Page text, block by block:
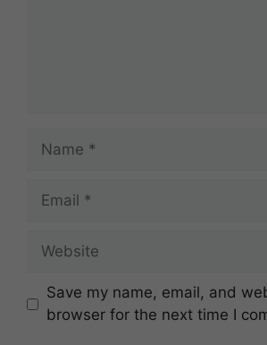
Website
Save my name, email, and
browser for the next time I